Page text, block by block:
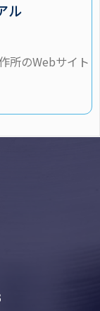
ル
所のWebサイト